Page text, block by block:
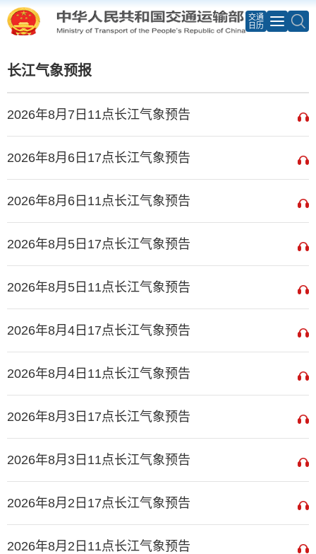
交通
日历
长江气象预报
2026年8月7日11点长江气象预告
2026年8月6日17点长江气象预告
2026年8月6日11点长江气象预告
2026年8月5日17点长江气象预告
2026年8月5日11点长江气象预告
2026年8月4日17点长江气象预告
2026年8月4日11点长江气象预告
2026年8月3日17点长江气象预告
2026年8月3日11点长江气象预告
2026年8月2日17点长江气象预告
2026年8月2日11点长江气象预告